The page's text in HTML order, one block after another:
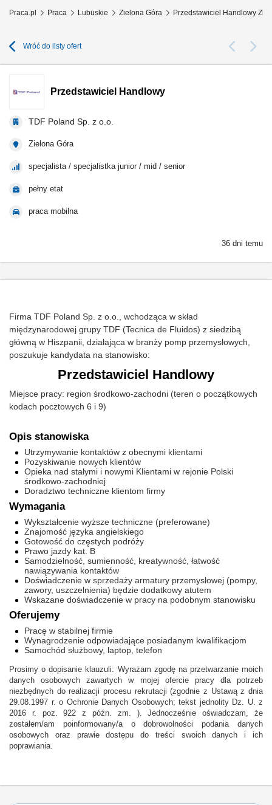
Praca.pl Praca Lubuskie Zielona Góra Przedstawiciel Handlowy
Wróć do listy ofert
Przedstawiciel Handlowy
TDF Poland Sp. z o.o.
Zielona Góra
specjalista / specjalistka junior / mid / senior
pełny etat
praca mobilna
36 dni temu
Firma TDF Poland Sp. z o.o., wchodząca w skład
międzynarodowej grupy TDF (Tecnica de Fluidos) z siedzibą
główną w Hiszpanii, działająca w branży pomp przemysłowych,
poszukuje kandydata na stanowisko:
Przedstawiciel Handlowy
Miejsce pracy: region środkowo-zachodni (teren o początkowych
kodach pocztowych 6 i 9)
Opis stanowiska
Utrzymywanie kontaktów z obecnymi klientami
Pozyskiwanie nowych klientów
Opieka nad stałymi i nowymi Klientami w rejonie Polski
środkowo-zachodniej
Doradztwo techniczne klientom firmy
Wymagania
Wykształcenie wyższe techniczne (preferowane)
Znajomość języka angielskiego
Gotowość do częstych podróży
Prawo jazdy kat. B
Samodzielność, sumienność, kreatywność, łatwość
nawiązywania kontaktów
Doświadczenie w sprzedaży armatury przemysłowej (pompy,
zawory, uszczelnienia) będzie dodatkowy atutem
Wskazane doświadczenie w pracy na podobnym stanowisku
Oferujemy
Pracę w stabilnej firmie
Wynagrodzenie odpowiadające posiadanym kwalifikacjom
Samochód służbowy, laptop, telefon
Prosimy o dopisanie klauzuli: Wyrażam zgodę na przetwarzanie moich
danych osobowych zawartych w mojej ofercie pracy dla potrzeb
niezbędnych do realizacji procesu rekrutacji (zgodnie z Ustawą z dnia
29.08.1997 r. o Ochronie Danych Osobowych; tekst jednolity Dz. U. z
2016 r. poz. 922 z późn. zm. ). Jednocześnie oświadczam, że
zostałem/am poinformowany/a o dobrowolności podania danych
osobowych oraz prawie dostępu do treści swoich danych i ich
poprawiania.